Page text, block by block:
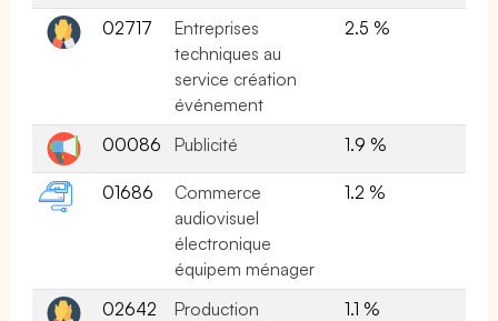
02717
Entreprises
techniques au
service création
événement
2.5 %
00086 Publicité 1.9 %
01686
Commerce
audiovisuel
électronique
équipem ménager
1.2 %
02642
Production
1.1 %